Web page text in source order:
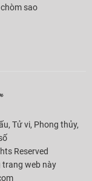
sao
Tử vi, Phong thủy,
Reserved
trang web này